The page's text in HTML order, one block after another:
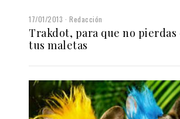
17/01/2013 Redacción
Trakdot, para que no pierdas
tus maletas